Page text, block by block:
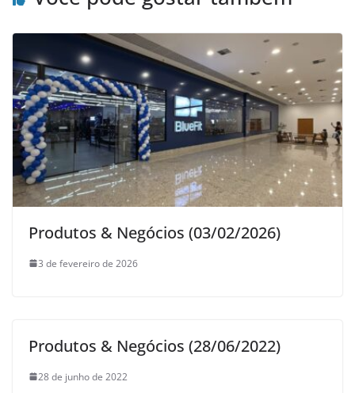
Produtos & Negócios (03/02/2026)
3 de fevereiro de 2026
Produtos & Negócios (28/06/2022)
28 de junho de 2022